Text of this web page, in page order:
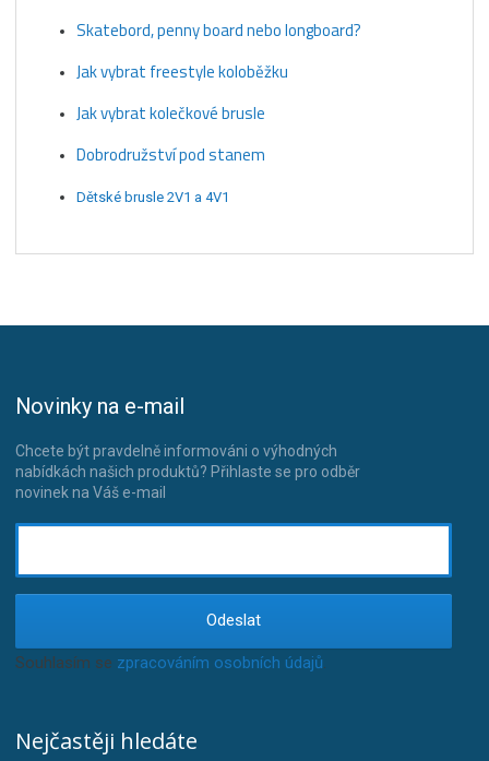
Skatebord, penny board nebo longboard?
Jak vybrat freestyle koloběžku
Jak vybrat kolečkové brusle
Dobrodružství pod stanem
Dětské brusle 2V1 a 4V1
Novinky na e-mail
Chcete být pravdelně informováni o výhodných
nabídkách našich produktů? Přihlaste se pro odběr
novinek na Váš e-mail
Odeslat
Souhlasím se zpracováním osobních údajů
Nejčastěji hledáte